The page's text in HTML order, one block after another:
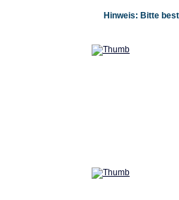
Hinweis: Bitte